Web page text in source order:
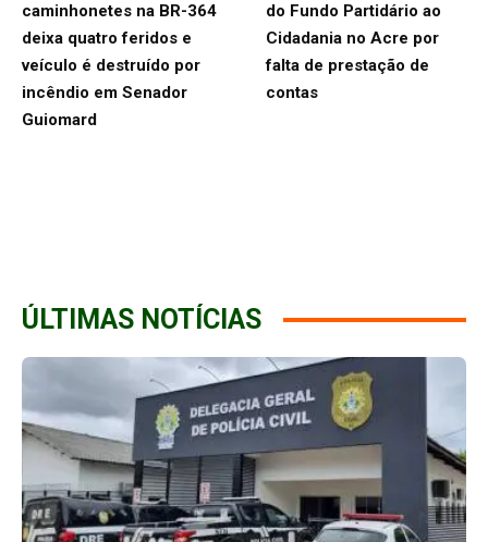
caminhonetes na BR-364
deixa quatro feridos e
veículo é destruído por
incêndio em Senador
Guiomard
do Fundo Partidário ao
Cidadania no Acre por
falta de prestação de
contas
ÚLTIMAS NOTÍCIAS